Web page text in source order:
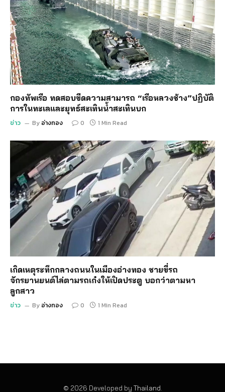
กองทัพเรือ ทดสอบขีดความสามารถ “เรือหลวงช้าง”ปฏิบัติ
การในทะเลและยุทธ์สะเทินน้ำสะเทินบก
ข่าว By อ่างทอง 0 1 Min Read
เกิดเหตุระทึกกลางถนนในเมืองอ่างทอง ชายขี่รถ
จักรยานยนต์ไล่ตามรถเก๋งให้เปิดประตู บอกว่าตามหา
ลูกสาว
ข่าว By อ่างทอง 0 1 Min Read
© 2026 Developed by Thailand